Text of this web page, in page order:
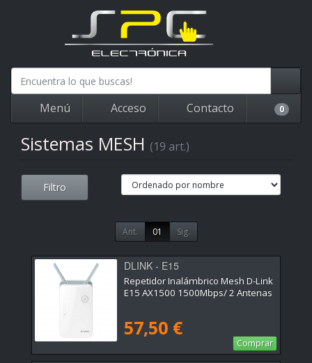
Menú Acceso Contacto 0
Sistemas MESH (19 art.)
Filtro
Ant. 01 Sig.
DLINK - E15
Repetidor Inalámbrico Mesh D-Link
E15 AX1500 1500Mbps/ 2 Antenas
57,50 €
Comprar